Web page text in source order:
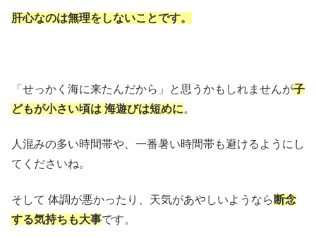
肝心なのは無理をしないことです。
「せっかく海に来たんだから」と思うかもしれませんが子
どもが小さい頃は 海遊びは短めに。
人混みの多い時間帯や、一番暑い時間帯も避けるようにし
てくださいね。
そして 体調が悪かったり、天気があやしいようなら 断念
する気持ちも大事です。